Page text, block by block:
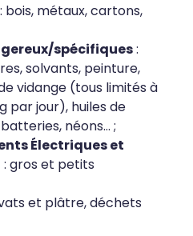
: bois, métaux, cartons,
spécifiques:
solvants, peinture,
vidange (tous limités à
par jour), huiles de
néons... ;
Électriques et
: gros et petits
et plâtre, déchets